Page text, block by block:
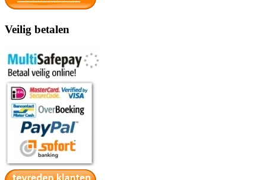
Veilig betalen